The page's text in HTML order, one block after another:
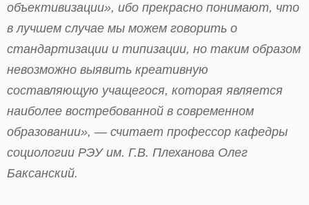
объективизации», ибо прекрасно понимают, что
в лучшем случае мы можем говорить о
стандартизации и типизации, но таким образом
невозможно выявить креативную
составляющую учащегося, которая является
наиболее востребованной в современном
образовании», — считает профессор кафедры
социологии РЭУ им. Г.В. Плеханова Олег
Баксанский.